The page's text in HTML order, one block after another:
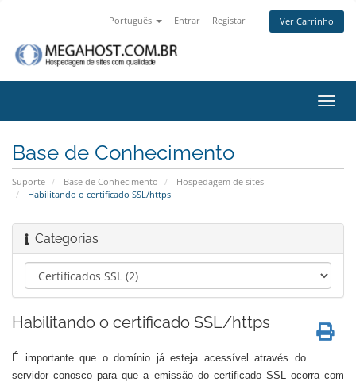
Português Entrar Registar Ver Carrinho
Base de Conhecimento
Suporte Base de Conhecimento
Hospedagem de sites
Habilitando o certificado SSL/https
Categorias
Habilitando o certificado SSL/https
É importante que o domínio já esteja acessível através do
servidor conosco para que a emissão do certificado SSL ocorra com